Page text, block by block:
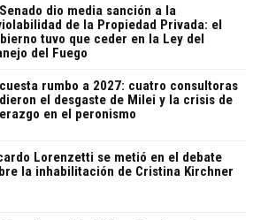
dio media sanción a la
de la Propiedad Privada: el
tuvo que ceder en la Ley del
del Fuego
rumbo a 2027: cuatro consultoras
el desgaste de Milei y la crisis de
en el peronismo
Lorenzetti se metió en el debate
la inhabilitación de Cristina Kirchner